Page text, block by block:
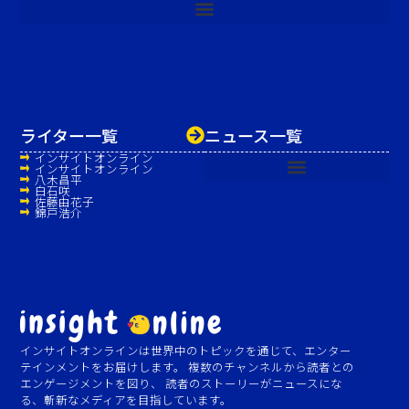
インサイトオンラインは世界中のトピックを通じて、エンター
テインメントをお届けします。 複数のチャンネルから読者との
エンゲージメントを図り、 読者のストーリーがニュースにな
る、斬新なメディアを目指しています。
ニュース一覧
ライター一覧
インサイトオンライン
インサイトオンライン
八木昌平
白石咲
佐藤由花子
錦戸浩介